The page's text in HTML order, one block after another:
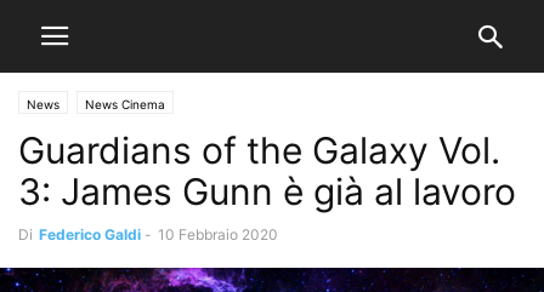
News News Cinema
Guardians of the Galaxy Vol.
3: James Gunn è già al lavoro
Di Federico Galdi - 10 Febbraio 2020